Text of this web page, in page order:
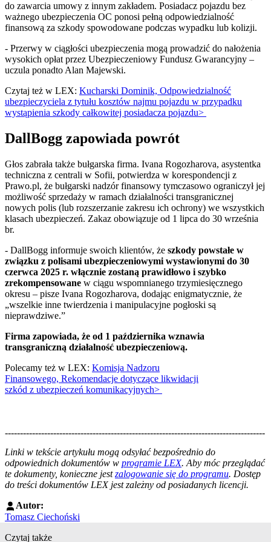
do zawarcia umowy z innym zakładem. Posiadacz pojazdu bez
ważnego ubezpieczenia OC ponosi pełną odpowiedzialność
finansową za szkody spowodowane podczas wypadku lub kolizji.
- Przerwy w ciągłości ubezpieczenia mogą prowadzić do nałożenia
wysokich opłat przez Ubezpieczeniowy Fundusz Gwarancyjny –
uczula ponadto Alan Majewski.
Czytaj też w LEX: Kucharski Dominik, Odpowiedzialność
ubezpieczyciela z tytułu kosztów najmu pojazdu w przypadku
wystąpienia szkody całkowitej posiadacza pojazdu>
DallBogg zapowiada powrót
Głos zabrała także bułgarska firma. Ivana Rogozharova, asystentka
techniczna z centrali w Sofii, potwierdza w korespondencji z
Prawo.pl, że bułgarski nadzór finansowy tymczasowo ograniczył jej
możliwość sprzedaży w ramach działalności transgranicznej
nowych polis (lub rozszerzanie zakresu ich ochrony) we wszystkich
klasach ubezpieczeń. Zakaz obowiązuje od 1 lipca do 30 września
br.
- DallBogg informuje swoich klientów, że szkody powstałe w
związku z polisami ubezpieczeniowymi wystawionymi do 30
czerwca 2025 r. włącznie zostaną prawidłowo i szybko
zrekompensowane w ciągu wspomnianego trzymiesięcznego
okresu – pisze Ivana Rogozharova, dodając enigmatycznie, że
„wszelkie inne twierdzenia i manipulacyjne pogłoski są
nieprawdziwe.”
Firma zapowiada, że od 1 października wznawia
transgraniczną działalność ubezpieczeniową.
Polecamy też w LEX: Komisja Nadzoru
Finansowego, Rekomendacje dotyczące likwidacji
szkód z ubezpieczeń komunikacyjnych>
--------------------------------------------------------------------------------------
Linki w tekście artykułu mogą odsyłać bezpośrednio do
odpowiednich dokumentów w programie LEX. Aby móc przeglądać
te dokumenty, konieczne jestzalogowanie się do programu. Dostęp
do treści dokumentów LEX jest zależny od posiadanych licencji.
Autor:
Tomasz Ciechoński
Czytaj także